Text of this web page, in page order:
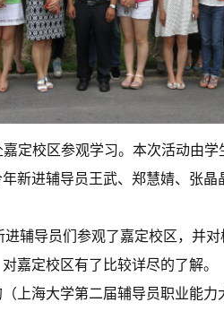
定校区参观学习。本次活动由
新进辅导员王武、郑慧婧、张
辅导员们参观了嘉定校区，并
嘉定校区有了比较详尽的了解。
上海大学第二届辅导员职业能